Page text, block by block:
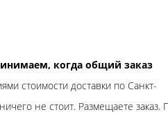
когда общий заказ
стоимости доставки по Санкт-
не стоит. Размещаете заказ.